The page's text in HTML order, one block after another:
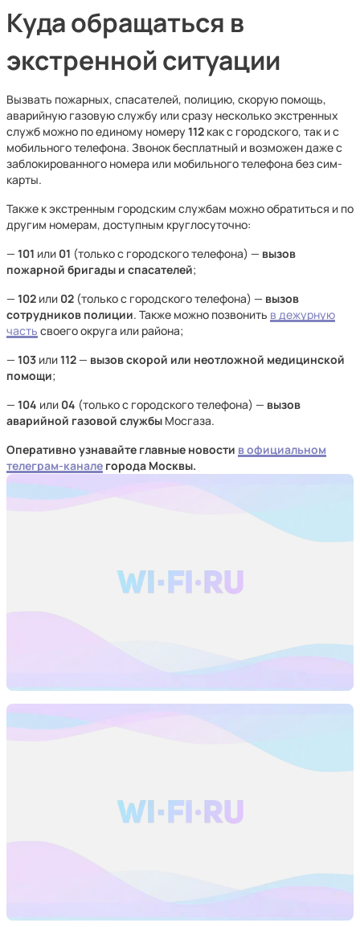
Куда обращаться в
экстренной ситуации
Вызвать пожарных, спасателей, полицию, скорую помощь,
аварийную газовую службу или сразу несколько экстренных
служб можно по единому номеру112 как с городского, так и с
мобильного телефона. Звонок бесплатный и возможен даже с
заблокированного номера или мобильного телефона без сим-
карты.
Также к экстренным городским службам можно обратиться и по
другим номерам, доступным круглосуточно:
— 101 или 01 (только с городского телефона) — вызов
пожарной бригады и спасателей;
— 102 или 02 (только с городского телефона) — вызов
сотрудников полиции. Также можно позвонить в дежурную
часть своего округа или района;
— 103 или112— вызов скорой или неотложной медицинской
помощи;
— 104 или 04 (только с городского телефона) — вызов
аварийной газовой службы Мосгаза.
Оперативно узнавайте главные новости в официальном
телеграм-канале города Москвы.